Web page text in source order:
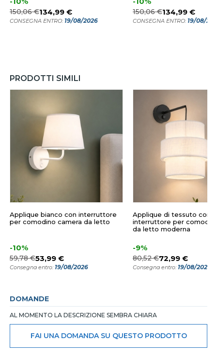
150,06 €134,99 €
CONSEGNA ENTRO: 19/08/2026
150,06 €134,99 €
CONSEGNA ENTRO: 19/08/
PRODOTTI SIMILI
Applique bianco con interruttore
per comodino camera da letto
-10%
59,78 €53,99 €
Consegna entro: 19/08/2026
Applique di tessuto con
interruttore per comodini
da letto moderna
-9%
80,52 €72,99 €
Consegna entro: 19/08/2026
DOMANDE
AL MOMENTO LA DESCRIZIONE SEMBRA CHIARA
FAI UNA DOMANDA SU QUESTO PRODOTTO